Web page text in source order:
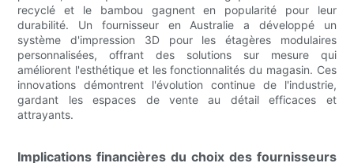
recyclé et le bambou gagnent en popularité pour leur
durabilité. Un fournisseur en Australie a développé un
système d'impression 3D pour les étagères modulaires
personnalisées, offrant des solutions sur mesure qui
améliorent l'esthétique et les fonctionnalités du magasin. Ces
innovations démontrent l'évolution continue de l'industrie,
gardant les espaces de vente au détail efficaces et
attrayants.
Implications financières du choix des fournisseurs